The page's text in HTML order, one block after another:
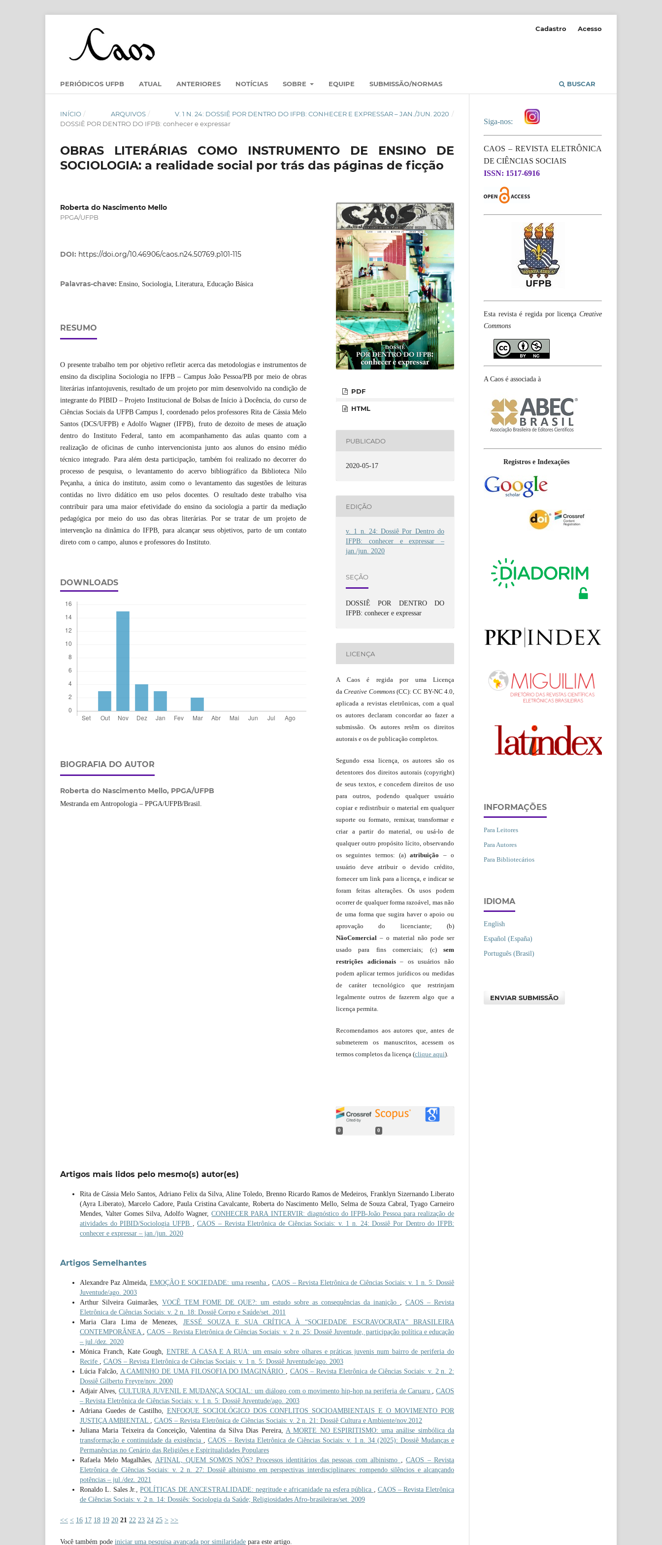
PERIÓDICOS UFPB ATUAL ANTERIORES NOTÍCIAS SOBRE EQUIPE SUBMISSÃO/NORMAS BUSCAR
Cadastro Acesso
INÍCIO / ARQUIVOS / V. 1 N. 24: DOSSIÊ POR DENTRO DO IFPB: CONHECER E EXPRESSAR – JAN./JUN. 2020 /
DOSSIÊ POR DENTRO DO IFPB: conhecer e expressar
OBRAS LITERÁRIAS COMO INSTRUMENTO DE ENSINO DE
SOCIOLOGIA: a realidade social por trás das páginas de ficção
Roberta do Nascimento Mello
PPGA/UFPB
DOI: https://doi.org/10.46906/caos.n24.50769.p101-115
Palavras-chave: Ensino, Sociologia, Literatura, Educação Básica
RESUMO
O presente trabalho tem por objetivo refletir acerca das metodologias e instrumentos de
ensino da disciplina Sociologia no IFPB – Campus João Pessoa/PB por meio de obras
literárias infantojuvenis, resultado de um projeto por mim desenvolvido na condição de
integrante do PIBID – Projeto Institucional de Bolsas de Início à Docência, do curso de
Ciências Sociais da UFPB Campus I, coordenado pelos professores Rita de Cássia Melo
Santos (DCS/UFPB) e Adolfo Wagner (IFPB), fruto de dezoito de meses de atuação
dentro do Instituto Federal, tanto em acompanhamento das aulas quanto com a
realização de oficinas de cunho intervencionista junto aos alunos do ensino médio
técnico integrado. Para além desta participação, também foi realizado no decorrer do
processo de pesquisa, o levantamento do acervo bibliográfico da Biblioteca Nilo
Peçanha, a única do instituto, assim como o levantamento das sugestões de leituras
contidas no livro didático em uso pelos docentes. O resultado deste trabalho visa
contribuir para uma maior efetividade do ensino da sociologia a partir da mediação
pedagógica por meio do uso das obras literárias. Por se tratar de um projeto de
intervenção na dinâmica do IFPB, para alcançar seus objetivos, parto de um contato
direto com o campo, alunos e professores do Instituto.
DOWNLOADS
BIOGRAFIA DO AUTOR
Roberta do Nascimento Mello, PPGA/UFPB
Mestranda em Antropologia – PPGA/UFPB/Brasil.
PDF
HTML
PUBLICADO
2020-05-17
EDIÇÃO
v. 1 n. 24: Dossiê Por Dentro do
IFPB: conhecer e expressar –
jan./jun. 2020
SEÇÃO
DOSSIÊ POR DENTRO DO
IFPB: conhecer e expressar
LICENÇA
A Caos é regida por uma Licença
daCreative Commons(CC): CC BY-NC 4.0,
aplicada a revistas eletrônicas, com a qual
os autores declaram concordar ao fazer a
submissão. Os autores retêm os direitos
autorais e os de publicação completos.
Segundo essa licença, os autores são os
detentores dos direitos autorais (copyright)
de seus textos, e concedem direitos de uso
para outros, podendo qualquer usuário
copiar e redistribuir o material em qualquer
suporte ou formato, remixar, transformar e
criar a partir do material, ou usá-lo de
qualquer outro propósito lícito, observando
os seguintes termos: (a)atribuição – o
usuário deve atribuir o devido crédito,
fornecer um link para a licença, e indicar se
foram feitas alterações. Os usos podem
ocorrer de qualquer forma razoável, mas não
de uma forma que sugira haver o apoio ou
aprovação do licenciante; (b)
NãoComercial – o material não pode ser
usado para fins comerciais; (c) sem
restrições adicionais– os usuários não
podem aplicar termos jurídicos ou medidas
de caráter tecnológico que restrinjam
legalmente outros de fazerem algo que a
licença permita.
Recomendamos aos autores que, antes de
submeterem os manuscritos, acessem os
termos completos da licença (clique aqui).
0 0
Artigos mais lidos pelo mesmo(s) autor(es)
Rita de Cássia Melo Santos, Adriano Felix da Silva, Aline Toledo, Brenno Ricardo Ramos de Medeiros, Franklyn Sizernando Liberato
(Ayra Liberato), Marcelo Cadore, Paula Cristina Cavalcante, Roberta do Nascimento Mello, Selma de Souza Cabral, Tyago Carneiro
Mendes, Valter Gomes Silva, Adolfo Wagner,CONHECER PARA INTERVIR: diagnóstico do IFPB-João Pessoa para realização de
atividades do PIBID/Sociologia UFPB
,CAOS – Revista Eletrônica de Ciências Sociais: v. 1 n. 24: Dossiê Por Dentro do IFPB:
conhecer e expressar – jan./jun. 2020
Artigos Semelhantes
Alexandre Paz Almeida, EMOÇÃO E SOCIEDADE: uma resenha ,CAOS – Revista Eletrônica de Ciências Sociais: v. 1 n. 5: Dossiê
Juventude/ago. 2003
Arthur Silveira Guimarães, VOCÊ TEM FOME DE QUE?: um estudo sobre as consequências da inanição
CAOS – Revista
Eletrônica de Ciências Sociais: v. 2 n. 18: Dossiê Corpo e Saúde/set. 2011
Maria Clara Lima de Menezes, JESSÉ SOUZA E SUA CRÍTICA À “SOCIEDADE ESCRAVOCRATA” BRASILEIRA
CONTEMPORÂNEA
,CAOS – Revista Eletrônica de Ciências Sociais: v. 2 n. 25: Dossiê Juventude, participação política e educação
– jul./dez. 2020
Mónica Franch, Kate Gough,ENTRE A CASA E A RUA: um ensaio sobre olhares e práticas juvenis num bairro de periferia do
Recife
CAOS – Revista Eletrônica de Ciências Sociais: v. 1 n. 5: Dossiê Juventude/ago. 2003
Lúcia Falcão, A CAMINHO DE UMA FILOSOFIA DO IMAGINÁRIO
CAOS – Revista Eletrônica de Ciências Sociais: v. 2 n. 2:
Dossiê Gilberto Freyre/nov. 2000
Adjair Alves,CULTURA JUVENIL E MUDANÇA SOCIAL: um diálogo com o movimento hip-hop na periferia de Caruaru ,CAOS
– Revista Eletrônica de Ciências Sociais: v. 1 n. 5: Dossiê Juventude/ago. 2003
Adriana Guedes de Castilho, ENFOQUE SOCIOLÓGICO DOS CONFLITOS SOCIOAMBIENTAIS E O MOVIMENTO POR
JUSTIÇA AMBIENTAL
CAOS – Revista Eletrônica de Ciências Sociais: v. 2 n. 21: Dossiê Cultura e Ambiente/nov.2012
Juliana Maria Teixeira da Conceição, Valentina da Silva Dias Pereira, A MORTE NO ESPIRITISMO: uma análise simbólica da
transformação e continuidade da existência
CAOS – Revista Eletrônica de Ciências Sociais: v. 1 n. 34 (2025): Dossiê Mudanças e
Permanências no Cenário das Religiões e Espiritualidades Populares
Rafaela Melo Magalhães, AFINAL, QUEM SOMOS NÓS? Processos identitários das pessoas com albinismo
CAOS – Revista
Eletrônica de Ciências Sociais: v. 2 n. 27: Dossiê albinismo em perspectivas interdisciplinares: rompendo silêncios e alcançando
potências – jul./dez. 2021
Ronaldo L. Sales Jr.,POLÍTICAS DE ANCESTRALIDADE: negritude e africanidade na esfera pública
CAOS – Revista Eletrônica
de Ciências Sociais: v. 2 n. 14: Dossiês: Sociologia da Saúde; Religiosidades Afro-brasileiras/set. 2009
<< < 16 17 18 19 20 21 22 23 24 25 > >>
Você também pode iniciar uma pesquisa avançada por similaridade para este artigo.
Siga-nos:
CAOS – REVISTA ELETRÔNICA
DE CIÊNCIAS SOCIAIS
ISSN: 1517-6916
Esta revista é regida por licença Creative
Commons
A Caos é associada à
Registros e Indexações
INFORMAÇÕES
Para Leitores
Para Autores
Para Bibliotecários
IDIOMA
English
Español (España)
Português (Brasil)
ENVIAR SUBMISSÃO